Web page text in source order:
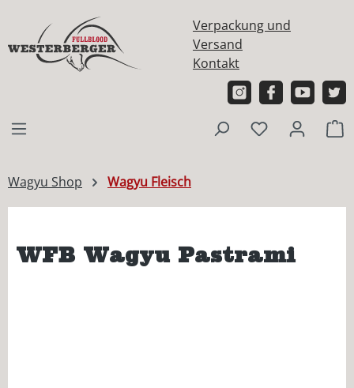
Verpackung und
Versand
Kontakt
Wagyu Shop Wagyu Fleisch
WFB Wagyu Pastrami